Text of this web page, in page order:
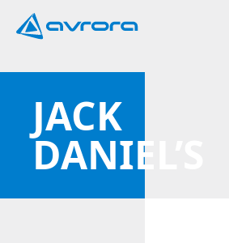
JACK
DANIEL’S